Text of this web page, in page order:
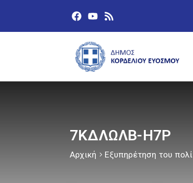
7ΚΔΛΩΛΒ-Η7Ρ
Αρχική Εξυπηρέτηση του